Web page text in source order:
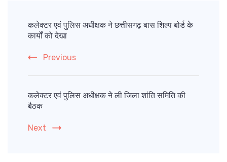
Navigation
कलेक्टर एवं पुलिस अधीक्षक ने छत्तीसगढ़ बास शिल्प बोर्ड के
कार्यों को देखा
Previous
कलेक्टर एवं पुलिस अधीक्षक ने ली जिला शांति समिति की
बैठक
Next